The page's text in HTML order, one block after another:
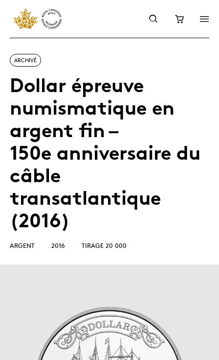
ARCHIVÉ
Dollar épreuve
numismatique en
argent fin –
150e anniversaire du
câble
transatlantique
(2016)
ARGENT 2016 TIRAGE 20 000